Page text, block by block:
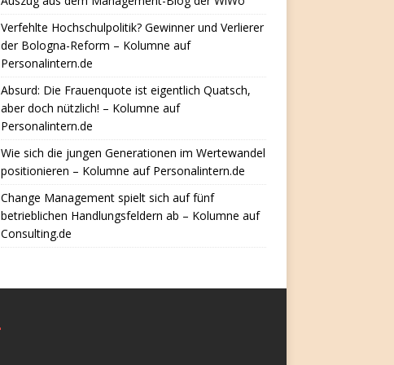
Verfehlte Hochschulpolitik? Gewinner und Verlierer
der Bologna-Reform – Kolumne auf
Personalintern.de
Absurd: Die Frauenquote ist eigentlich Quatsch,
aber doch nützlich! – Kolumne auf
Personalintern.de
Wie sich die jungen Generationen im Wertewandel
positionieren – Kolumne auf Personalintern.de
Change Management spielt sich auf fünf
betrieblichen Handlungsfeldern ab – Kolumne auf
Consulting.de